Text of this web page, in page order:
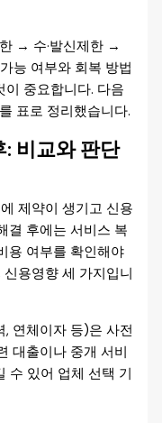
→ 수·발신제한 →
능 여부와 회복 방법
중요합니다. 다음
표로 정리했습니다.
: 비교와 판단
제약이 생기고 신용
결 후에는 서비스 복
용 여부를 확인해야
용영향 세 가지입니
연체이자 등)은 사전
대출이나 중개 서비
수 있어 업체 선택 기